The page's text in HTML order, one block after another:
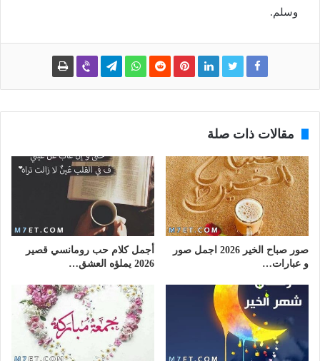
وسلم.
مقالات ذات صلة
صور صباح الخير 2026 اجمل صور
و عبارات…
أجمل كلام حب رومانسي قصير
2026 يملؤه العشق…